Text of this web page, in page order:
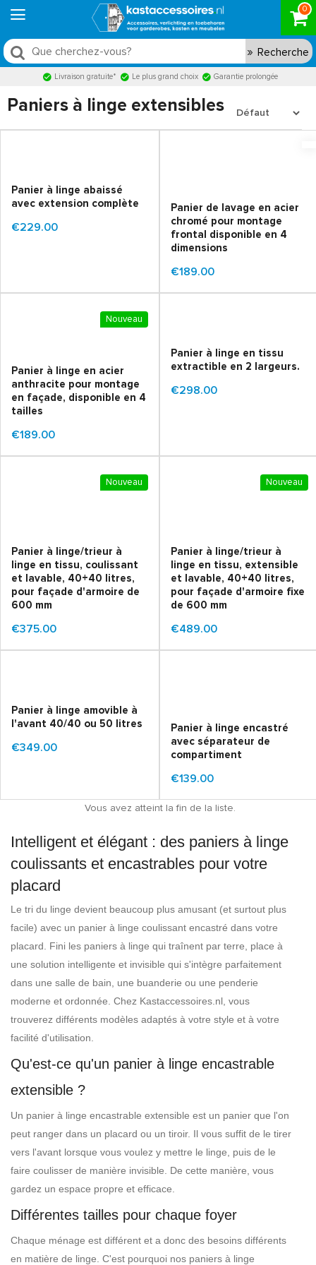
0
Recherche
Livraison gratuite* Le plus grand choix Garantie prolongée
Paniers à linge extensibles
Intelligent et élégant : des paniers à linge
coulissants et encastrables pour votre
placard
Le tri du linge devient beaucoup plus amusant (et surtout plus
facile) avec un panier à linge coulissant encastré dans votre
placard. Fini les paniers à linge qui traînent par terre, place à
une solution intelligente et invisible qui s'intègre parfaitement
dans une salle de bain, une buanderie ou une penderie
moderne et ordonnée. Chez Kastaccessoires.nl, vous
trouverez différents modèles adaptés à votre style et à votre
facilité d'utilisation.
Qu'est-ce qu'un panier à linge encastrable
extensible ?
Un panier à linge encastrable extensible est un panier que l'on
peut ranger dans un placard ou un tiroir. Il vous suffit de le tirer
vers l'avant lorsque vous voulez y mettre le linge, puis de le
faire coulisser de manière invisible. De cette manière, vous
gardez un espace propre et efficace.
Différentes tailles pour chaque foyer
Chaque ménage est différent et a donc des besoins différents
en matière de linge. C'est pourquoi nos paniers à linge
Panier à linge abaissé
avec extension complète
€229.00
Panier de lavage en acier
chromé pour montage
frontal disponible en 4
dimensions
€189.00
Nouveau
Panier à linge en acier
anthracite pour montage
en façade, disponible en 4
tailles
€189.00
Panier à linge en tissu
extractible en 2 largeurs.
€298.00
Nouveau
Panier à linge/trieur à
linge en tissu, coulissant
et lavable, 40+40 litres,
pour façade d'armoire de
600 mm
€375.00
Nouveau
Panier à linge/trieur à
linge en tissu, extensible
et lavable, 40+40 litres,
pour façade d'armoire fixe
de 600 mm
€489.00
Panier à linge amovible à
l'avant 40/40 ou 50 litres
€349.00
Panier à linge encastré
avec séparateur de
compartiment
€139.00
Vous avez atteint la fin de la liste.